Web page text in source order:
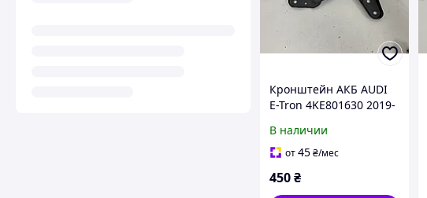
Кронштейн АКБ AUDI
E-Tron 4KE801630 2019-
В наличии
от45₴/мес
450₴